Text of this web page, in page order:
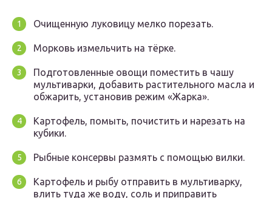
Очищенную луковицу мелко порезать.
Морковь измельчить на тёрке.
Подготовленные овощи поместить в чашу
мультиварки, добавить растительного масла и
обжарить, установив режим «Жарка».
Картофель, помыть, почистить и нарезать на
кубики.
Рыбные консервы размять с помощью вилки.
Картофель и рыбу отправить в мультиварку,
влить туда же воду, соль и приправить